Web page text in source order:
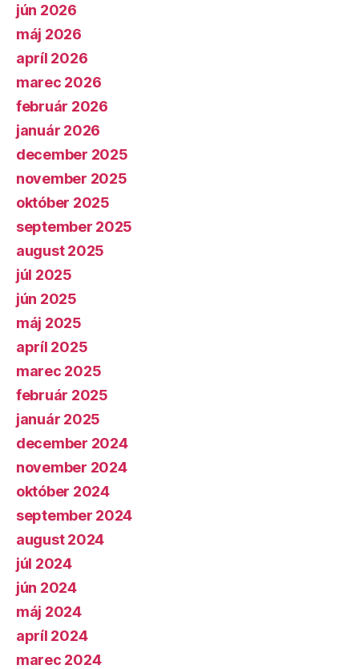
jún 2026
máj 2026
apríl 2026
marec 2026
február 2026
január 2026
december 2025
november 2025
október 2025
september 2025
august 2025
júl 2025
jún 2025
máj 2025
apríl 2025
marec 2025
február 2025
január 2025
december 2024
november 2024
október 2024
september 2024
august 2024
júl 2024
jún 2024
máj 2024
apríl 2024
marec 2024